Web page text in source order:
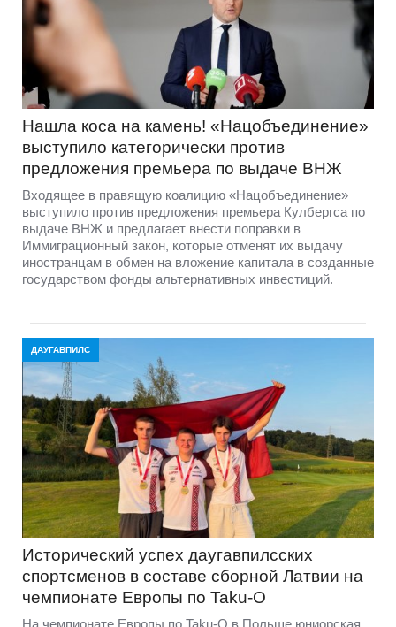
Нашла коса на камень! «Нацобъединение»
выступило категорически против
предложения премьера по выдаче ВНЖ
Входящее в правящую коалицию «Нацобъединение»
выступило против предложения премьера Кулбергса по
выдаче ВНЖ и предлагает внести поправки в
Иммиграционный закон, которые отменят их выдачу
иностранцам в обмен на вложение капитала в созданные
государством фонды альтернативных инвестиций.
ДАУГАВПИЛС
Исторический успех даугавпилсских
спортсменов в составе сборной Латвии на
чемпионате Европы по Taku-O